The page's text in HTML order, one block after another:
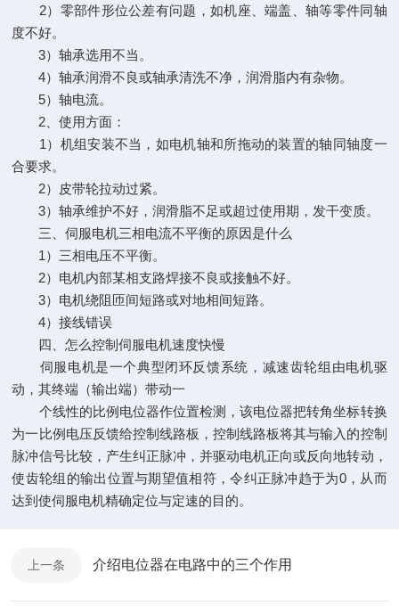
2）零部件形位公差有问题，如机座、端盖、轴等零件同轴
度不好。
3）轴承选用不当。
4）轴承润滑不良或轴承清洗不净，润滑脂内有杂物。
5）轴电流。
2、使用方面：
1）机组安装不当，如电机轴和所拖动的装置的轴同轴度一
合要求。
2）皮带轮拉动过紧。
3）轴承维护不好，润滑脂不足或超过使用期，发干变质。
三、伺服电机三相电流不平衡的原因是什么
1）三相电压不平衡。
2）电机内部某相支路焊接不良或接触不好。
3）电机绕阻匝间短路或对地相间短路。
4）接线错误
四、怎么控制伺服电机速度快慢
伺服电机是一个典型闭环反馈系统，减速齿轮组由电机驱
动，其终端（输出端）带动一
个线性的比例电位器作位置检测，该电位器把转角坐标转换
为一比例电压反馈给控制线路板，控制线路板将其与输入的控制
脉冲信号比较，产生纠正脉冲，并驱动电机正向或反向地转动，
使齿轮组的输出位置与期望值相符，令纠正脉冲趋于为0，从而
达到使伺服电机精确定位与定速的目的。
上一条 介绍电位器在电路中的三个作用